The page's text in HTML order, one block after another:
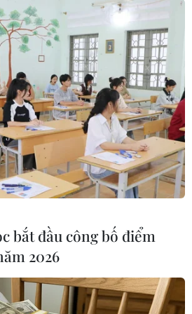
trung vào chất lượng thay vì
cụ sẽ có thể khuyến khích
kế hoạch tập luyện lâu dài
bố trên Tạp chí Nghiên
.
(Vietnam+)
bắt đầu công bố điểm
2026